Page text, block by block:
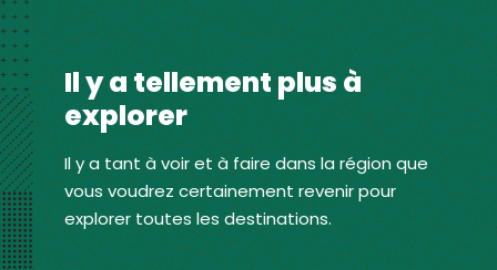
Il y a tellement plus à
explorer
Il y a tant à voir et à faire dans la région que
vous voudrez certainement revenir pour
explorer toutes les destinations.